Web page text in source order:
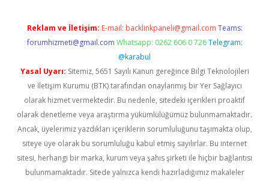
Reklam ve İletişim: E-mail: backlinkpaneli@gmail.com Teams:
forumhizmeti@gmail.com Whatsapp: 0262 606 0 726 Telegram:
@karabul
Yasal Uyarı: Sitemiz, 5651 Sayılı Kanun gereğince Bilgi Teknolojileri
ve İletişim Kurumu (BTK) tarafından onaylanmış bir Yer Sağlayıcı
olarak hizmet vermektedir. Bu nedenle, sitedeki içerikleri proaktif
olarak denetleme veya araştırma yükümlülüğümüz bulunmamaktadır.
Ancak, üyelerimiz yazdıkları içeriklerin sorumluluğunu taşımakta olup,
siteye üye olarak bu sorumluluğu kabul etmiş sayılırlar. Bu internet
sitesi, herhangi bir marka, kurum veya şahıs şirketi ile hiçbir bağlantısı
bulunmamaktadır. Sitede yalnızca kendi hazırladığımız makaleler